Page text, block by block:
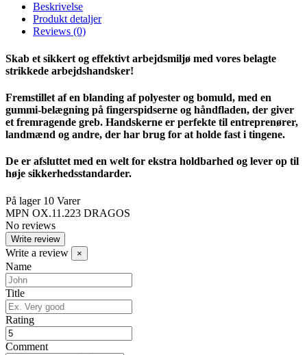
Beskrivelse
Produkt detaljer
Reviews (0)
Skab et sikkert og effektivt arbejdsmiljø med vores belagte
strikkede arbejdshandsker!
Fremstillet af en blanding af polyester og bomuld, med en
gummi-belægning på fingerspidserne og håndfladen, der giver
et fremragende greb. Handskerne er perfekte til entreprenører,
landmænd og andre, der har brug for at holde fast i tingene.
De er afsluttet med en welt for ekstra holdbarhed og lever op til
høje sikkerhedsstandarder.
På lager 10 Varer
MPN OX.11.223 DRAGOS
No reviews
Write review
Write a review ×
Name
Title
Rating
Comment